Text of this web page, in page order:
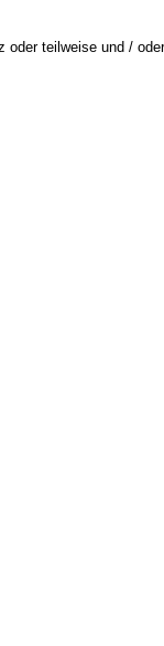
oder teilweise und /